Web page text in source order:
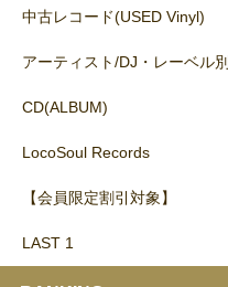
中古レコード(USED Vinyl)
アーティスト/DJ・レーベル別
CD(ALBUM)
LocoSoul Records
【会員限定割引対象】
LAST 1